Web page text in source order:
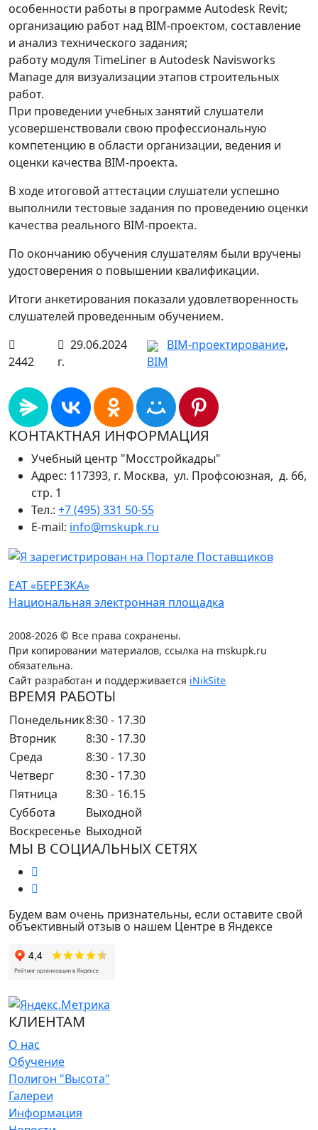
особенности работы в программе Autodesk Revit;
организацию работ над BIM-проектом, составление
и анализ технического задания;
работу модуля TimeLiner в Autodesk Navisworks
Manage для визуализации этапов строительных
работ.
При проведении учебных занятий слушатели
усовершенствовали свою профессиональную
компетенцию в области организации, ведения и
оценки качества BIM-проекта.
В ходе итоговой аттестации слушатели успешно
выполнили тестовые задания по проведению оценки
качества реального BIM-проекта.
По окончанию обучения слушателям были вручены
удостоверения о повышении квалификации.
Итоги анкетирования показали удовлетворенность
слушателей проведенным обучением.
2442
29.06.2024
г.
BIM-проектирование,
BIM
КОНТАКТНАЯ ИНФОРМАЦИЯ
Учебный центр "Мосстройкадры"
Адрес: 117393, г. Москва, ул. Профсоюзная, д. 66,
стр. 1
Тел.: +7 (495) 331 50-55
E-mail: info@mskupk.ru
ЕАТ «БЕРЕЗКА»
Национальная электронная площадка
2008-2026 © Все права сохранены.
При копировании материалов, ссылка на mskupk.ru
обязательна.
Сайт разработан и поддерживается iNikSite
ВРЕМЯ РАБОТЫ
Понедельник8:30 - 17.30
Вторник
8:30 - 17.30
Среда
8:30 - 17.30
Четверг
8:30 - 17.30
Пятница
8:30 - 16.15
Суббота
Выходной
Воскресенье Выходной
МЫ В СОЦИАЛЬНЫХ СЕТЯХ
Будем вам очень признательны, если оставите свой
объективный отзыв о нашем Центре в Яндексе
КЛИЕНТАМ
О нас
Обучение
Полигон "Высота"
Галереи
Информация